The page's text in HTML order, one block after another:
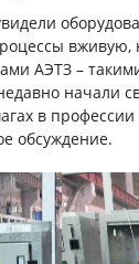
вживую,
АЭТЗ –
начали
в
обсуждение.